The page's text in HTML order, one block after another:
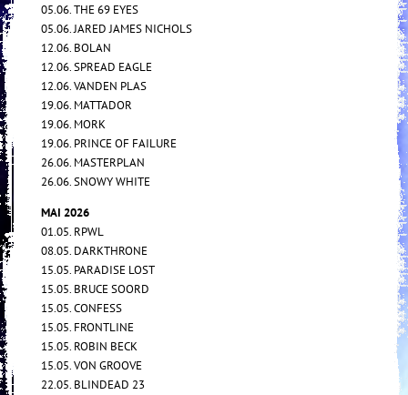
05.06. THE 69 EYES
05.06. JARED JAMES NICHOLS
12.06. BOLAN
12.06. SPREAD EAGLE
12.06. VANDEN PLAS
19.06. MATTADOR
19.06. MORK
19.06. PRINCE OF FAILURE
26.06. MASTERPLAN
26.06. SNOWY WHITE
MAI 2026
01.05. RPWL
08.05. DARKTHRONE
15.05. PARADISE LOST
15.05. BRUCE SOORD
15.05. CONFESS
15.05. FRONTLINE
15.05. ROBIN BECK
15.05. VON GROOVE
22.05. BLINDEAD 23